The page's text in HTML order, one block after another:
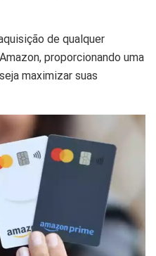
de qualquer
proporcionando uma
maximizar suas